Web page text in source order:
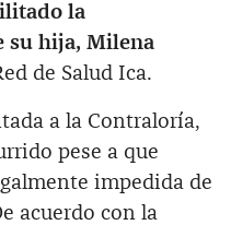
la
su hija, Milena
de Salud Ica.
a la Contraloría,
pese a que
impedida de
acuerdo con la